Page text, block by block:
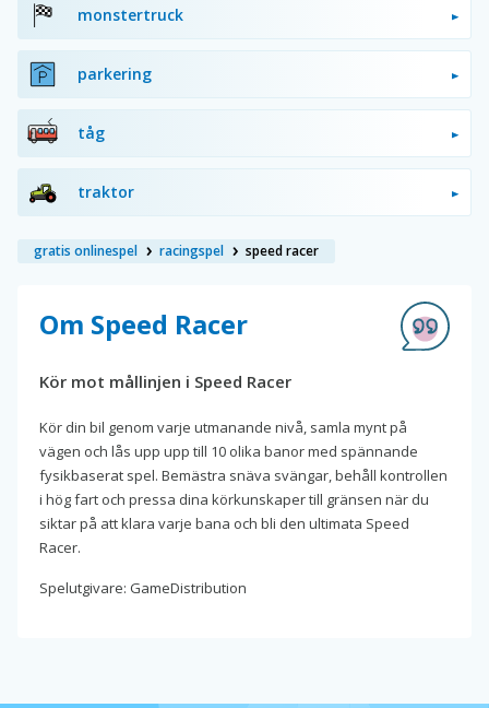
monstertruck
parkering
tåg
traktor
gratis onlinespel racingspel speed racer
Om Speed Racer
Kör mot mållinjen i Speed Racer
Kör din bil genom varje utmanande nivå, samla mynt på
vägen och lås upp upp till 10 olika banor med spännande
fysikbaserat spel. Bemästra snäva svängar, behåll kontrollen
i hög fart och pressa dina körkunskaper till gränsen när du
siktar på att klara varje bana och bli den ultimata Speed
Racer.
Spelutgivare: GameDistribution